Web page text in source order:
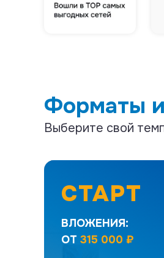
Форматы
Выберите свой
СТАРТ
ВЛОЖЕНИЯ:
ОТ 315 000 ₽